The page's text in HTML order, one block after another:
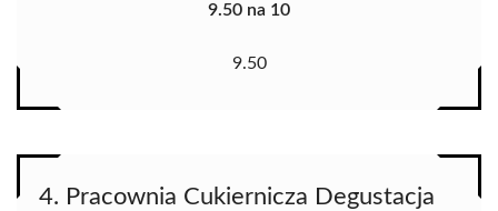
9.50 na 10
9.50
4. Pracownia Cukiernicza Degustacja